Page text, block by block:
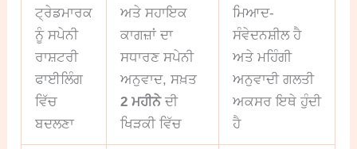
ਟ੍ਰੇਡਮਾਰਕ
ਨੂੰ ਸਪੇਨੀ
ਰਾਸ਼ਟਰੀ
ਫਾਈਲਿੰਗ
ਵਿੱਚ
ਬਦਲਣਾ
ਅਤੇ ਸਹਾਇਕ
ਕਾਗਜ਼ਾਂ ਦਾ
ਸਧਾਰਣ ਸਪੇਨੀ
ਅਨੁਵਾਦ, ਸਖ਼ਤ
2 ਮਹੀਨੇਦੀ
ਖਿੜਕੀ ਵਿੱਚ
ਮਿਆਦ-
ਸੰਵੇਦਨਸ਼ੀਲ ਹੈ
ਅਤੇ ਮਹਿੰਗੀ
ਅਨੁਵਾਦੀ ਗਲਤੀ
ਅਕਸਰ ਇਥੇ ਹੁੰਦੀ
ਹੈ